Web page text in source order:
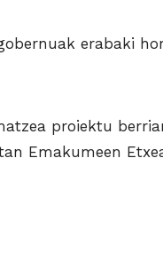
erabaki
proiektu
Emakumeen